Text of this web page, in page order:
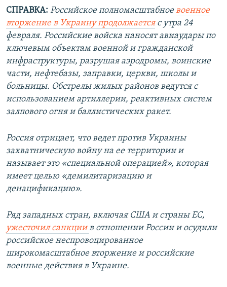
СПРАВКА: Российское полномасштабноевоенное
вторжение в Украину продолжаетсяс утра 24
февраля. Российские войска наносят авиаудары по
ключевым объектам военной и гражданской
инфраструктуры, разрушая аэродромы, воинские
части, нефтебазы, заправки, церкви, школы и
больницы. Обстрелы жилых районов ведутся с
использованием артиллерии, реактивных систем
залпового огня и баллистических ракет.
Россия отрицает, что ведет против Украины
захватническую войну на ее территории и
называет это «специальной операцией», которая
имеет целью «демилитаризацию и
денацификацию».
Ряд западных стран, включая США и страны ЕС,
ужесточил санкциив отношении России и осудили
российское неспровоцированное
широкомасштабное вторжение и российские
военные действия в Украине.